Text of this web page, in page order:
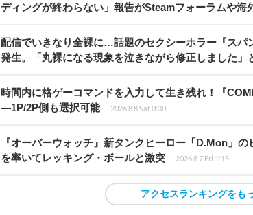
ディングが終わらない」報告がSteamフォーラムや海
配信でいきなり全裸に…話題のセクシーホラー『スパ
発生。「丸裸になる現象を泣きながら修正しました」
時間内に格ゲーコマンドを入力して生き残れ！『
―1P/2P側も選択可能
2026.8.8 Sat 0:30
『オーバーウォッチ』新タンクヒーロー「D.Mon」
を率いてレッキング・ボールと激突
2026.8.7 Fri 1:15
アクセスランキングをも